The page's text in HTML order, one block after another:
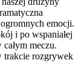
emocji.
i po wspaniałej
meczu.
trakcie rozgrywek